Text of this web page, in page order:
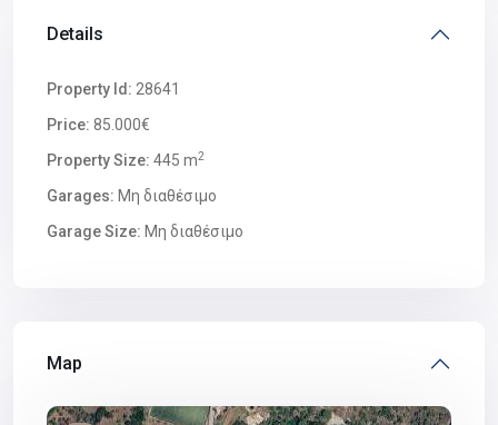
Details
Property Id: 28641
Price: 85.000€
Property Size: 445 m2
Garages: Μη διαθέσιμο
Garage Size: Μη διαθέσιμο
Map